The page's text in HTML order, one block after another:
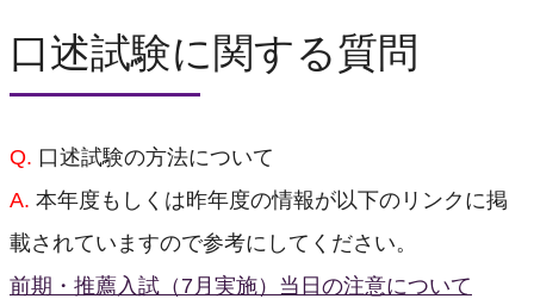
口述試験に関する質問
Q. 口述試験の方法について
A. 本年度もしくは昨年度の情報が以下のリンクに掲
載されていますので参考にしてください。
前期・推薦入試（7月実施）当日の注意について